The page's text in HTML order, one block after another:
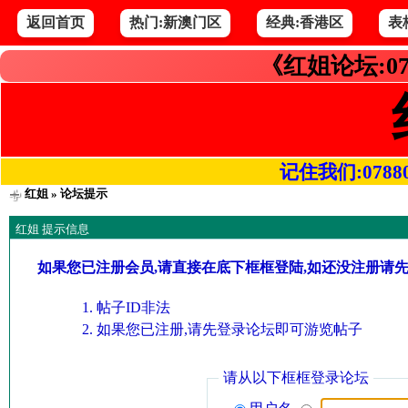
返回首页 热门:新澳门区 经典:香港区 表
《红姐论坛
记住我们
红姐» 论坛提示
红姐 提示信息
如果您已注册会员,请直接在底下框框登陆,如还没注册请
帖子ID非法
如果您已注册,请先登录论坛即可游览帖子
请从以下框框登录论坛